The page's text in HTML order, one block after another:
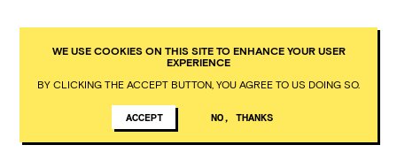
WE USE COOKIES ON THIS SITE TO ENHANCE YOUR USER
EXPERIENCE
BY CLICKING THE ACCEPT BUTTON, YOU AGREE TO US DOING SO.
ACCEPT NO, THANKS